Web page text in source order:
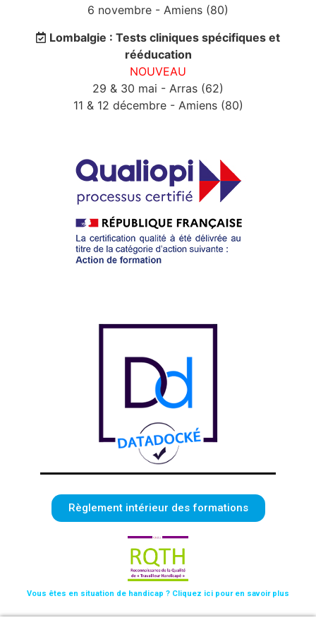
6 novembre - Amiens (80)
Lombalgie : Tests cliniques spécifiques et
rééducation
NOUVEAU
29 & 30 mai - Arras (62)
11 & 12 décembre - Amiens (80)
Règlement intérieur des formations
Vous êtes en situation de handicap ? Cliquez ici pour en savoir plus